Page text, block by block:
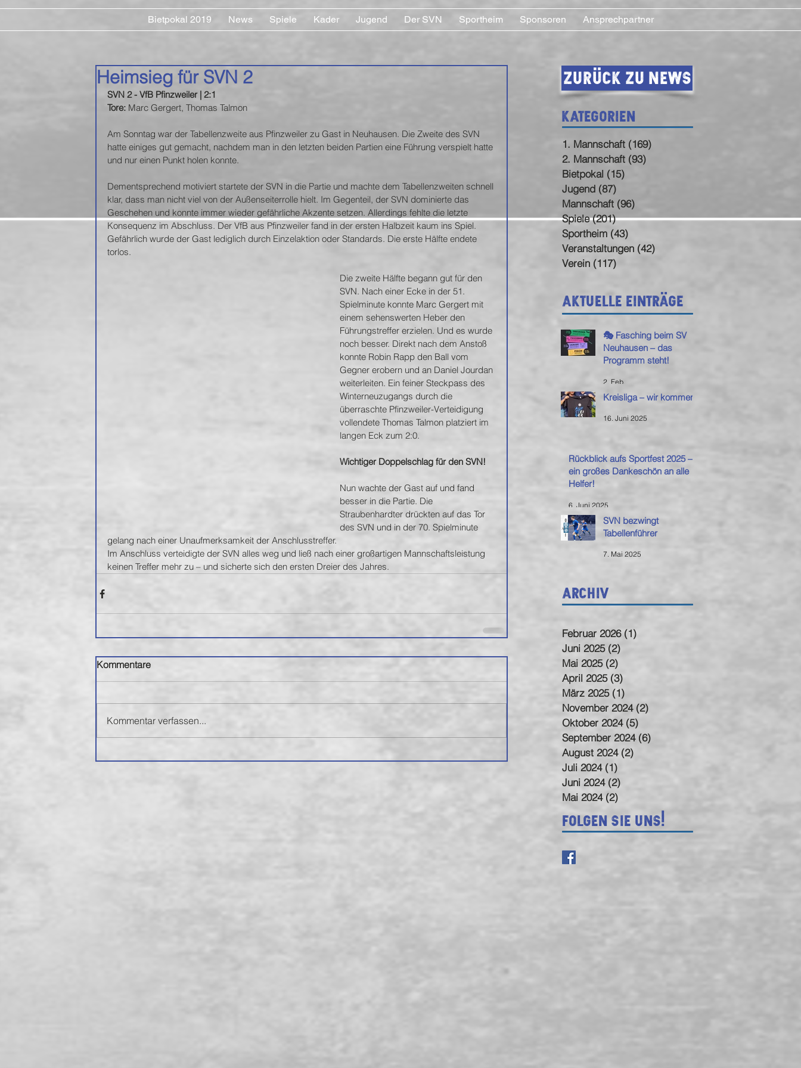
Bietpokal 2019 News Spiele Kader Jugend Der SVN Sportheim Sponsoren Ansprechpartner
Heimsieg für SVN 2
SVN 2 - VfB Pfinzweiler | 2:1
Tore: Marc Gergert, Thomas Talmon
Am Sonntag war der Tabellenzweite aus Pfinzweiler zu Gast in Neuhausen. Die Zweite des SVN
hatte einiges gut gemacht, nachdem man in den letzten beiden Partien eine Führung verspielt hatte
und nur einen Punkt holen konnte.
Dementsprechend motiviert startete der SVN in die Partie und machte dem Tabellenzweiten schnell
klar, dass man nicht viel von der Außenseiterrolle hielt. Im Gegenteil, der SVN dominierte das
Geschehen und konnte immer wieder gefährliche Akzente setzen. Allerdings fehlte die letzte
Konsequenz im Abschluss. Der VfB aus Pfinzweiler fand in der ersten Halbzeit kaum ins Spiel.
Gefährlich wurde der Gast lediglich durch Einzelaktion oder Standards. Die erste Hälfte endete
torlos.
Die zweite Hälfte begann gut für den
SVN. Nach einer Ecke in der 51.
Spielminute konnte Marc Gergert mit
einem sehenswerten Heber den
Führungstreffer erzielen. Und es wurde
noch besser. Direkt nach dem Anstoß
konnte Robin Rapp den Ball vom
Gegner erobern und an Daniel Jourdan
weiterleiten. Ein feiner Steckpass des
Winterneuzugangs durch die
überraschte Pfinzweiler-Verteidigung
vollendete Thomas Talmon platziert im
langen Eck zum 2:0.
Wichtiger Doppelschlag für den SVN!
Nun wachte der Gast auf und fand
besser in die Partie. Die
Straubenhardter drückten auf das Tor
des SVN und in der 70. Spielminute
gelang nach einer Unaufmerksamkeit der Anschlusstreffer.
Im Anschluss verteidigte der SVN alles weg und ließ nach einer großartigen Mannschaftsleistung
keinen Treffer mehr zu – und sicherte sich den ersten Dreier des Jahres.
Kommentare
Kommentar verfassen...
Zurück zu News
Kategorien
1. Mannschaft (169)
2. Mannschaft (93)
Bietpokal (15)
Jugend (87)
Mannschaft (96)
Spiele (201)201 Beiträge
Sportheim (43)
Veranstaltungen (42)
Verein (117)
Aktuelle Einträge
🎭 Fasching beim SV
Neuhausen – das
Programm steht!
2. Feb.
Kreisliga – wir kommen!
16. Juni 2025
Rückblick aufs Sportfest 2025 –
ein großes Dankeschön an alle
Helfer!
6. Juni 2025
SVN bezwingt
Tabellenführer
7. Mai 2025
Archiv
Februar 2026 (1)
Juni 2025 (2)
Mai 2025 (2)
April 2025 (3)
März 2025 (1)
November 2024 (2)
Oktober 2024 (5)
September 2024 (6)
August 2024 (2)
Juli 2024 (1)
Juni 2024 (2)
Mai 2024 (2)
Folgen Sie uns!